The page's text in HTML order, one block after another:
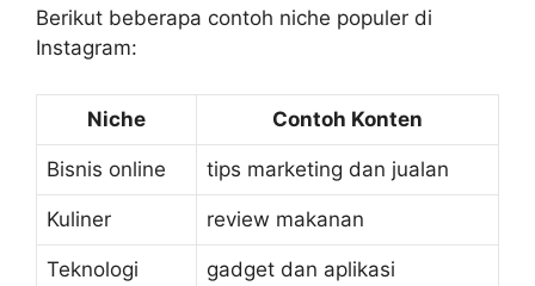
Berikut beberapa contoh niche populer di
Instagram:
Niche Contoh Konten
Bisnis online tips marketing dan jualan
Kuliner review makanan
Teknologi gadget dan aplikasi